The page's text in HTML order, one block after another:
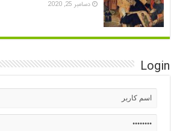
دسامبر 25, 2020
Login